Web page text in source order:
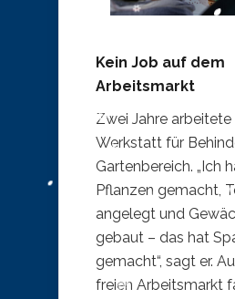
Kein Job auf dem
Arbeitsmarkt
Zwei Jahre arbeitete
Werkstatt für
Gartenbereich. „Ich
Pflanzen gemacht,
angelegt und
gebaut – das hat
gemacht“, sagt er.
freien Arbeitsmarkt